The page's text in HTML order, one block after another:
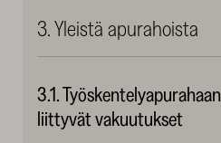
3. Yleistä apurahoista
3.1. Työskentelyapurahaan
liittyvät vakuutukset